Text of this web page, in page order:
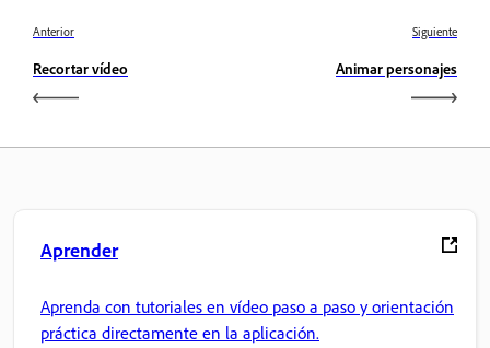
Anterior
Recortar vídeo
Siguiente
Animar personajes
Aprender
Aprenda con tutoriales en vídeo paso a paso y orientación
práctica directamente en la aplicación.